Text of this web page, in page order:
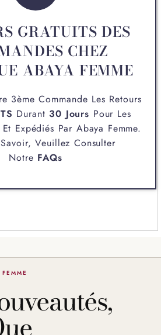
GRATUITS DES
CHEZ
ABAYA FEMME
3ème Commande Les Retours
Durant 30 Jours Pour Les
Expédiés Par Abaya Femme.
Veuillez Consulter
Notre FAQs